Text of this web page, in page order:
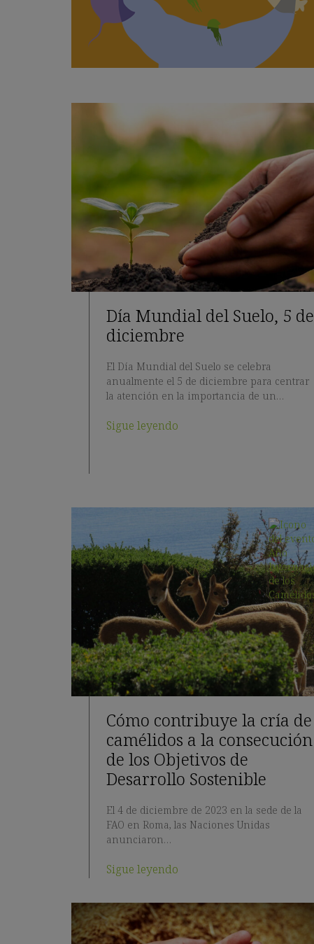
Día Mundial del Suelo, 5 de
diciembre
El Día Mundial del Suelo se celebra
anualmente el 5 de diciembre para centrar
la atención en la importancia de un…
Sigue leyendo
Cómo contribuye la cría de
camélidos a la consecución
de los Objetivos de
Desarrollo Sostenible
El 4 de diciembre de 2023 en la sede de la
FAO en Roma, las Naciones Unidas
anunciaron…
Sigue leyendo